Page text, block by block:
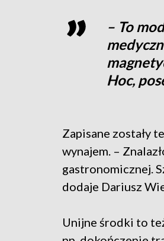
– To
Hoc,
Zapisane zostały
wynajem. –
gastronomicznej.
dodaje Dariusz
Unijne środki to